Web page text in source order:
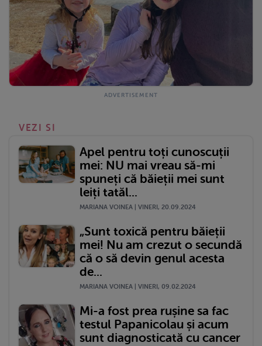
VEZI SI
Apel pentru toți cunoscuții
mei: NU mai vreau să-mi
spuneți că băieții mei sunt
leiți tatăl...
MARIANA VOINEA | VINERI, 20.09.2024
„Sunt toxică pentru băieții
mei! Nu am crezut o secundă
că o să devin genul acesta
de...
MARIANA VOINEA | VINERI, 09.02.2024
Mi-a fost prea rușine sa fac
testul Papanicolau și acum
sunt diagnosticată cu cancer